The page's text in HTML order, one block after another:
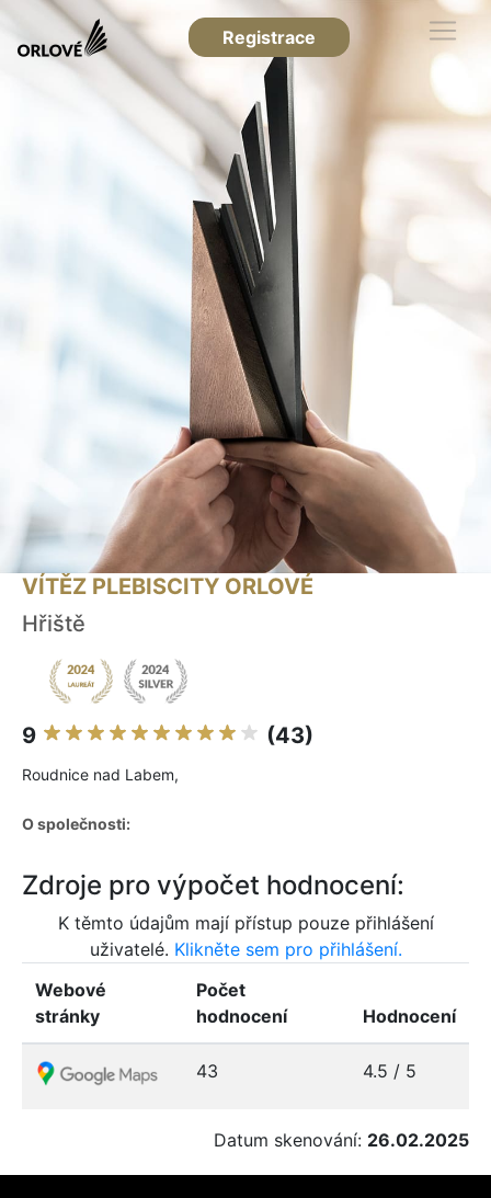
Registrace
VÍTĚZ PLEBISCITY ORLOVÉ
Hřiště
9 (43)
Roudnice nad Labem,
O společnosti:
Zdroje pro výpočet hodnocení:
K těmto údajům mají přístup pouze přihlášení
uživatelé. Klikněte sem pro přihlášení.
Webové
stránky
Počet
hodnocení
Hodnocení
43 4.5 / 5
Datum skenování: 26.02.2025